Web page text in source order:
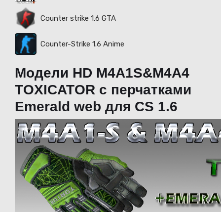
Counter strike 1.6 GTA
Counter-Strike 1.6 Anime
Модели HD M4A1S&M4A4
TOXICATOR с перчатками
Emerald web для CS 1.6